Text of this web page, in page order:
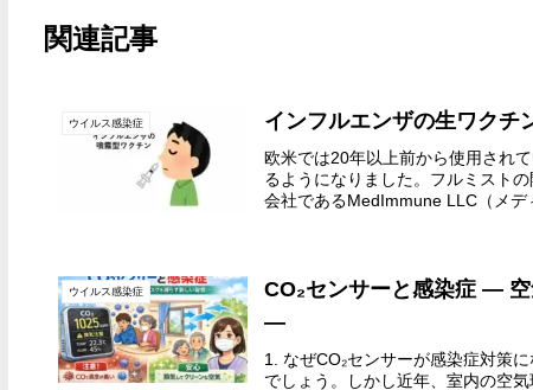
関連記事
ウイルス感染症 インフルエンザの生ワクチ
欧米では20年以上前から使用され
るようになりました。フルミスト
会社であるMedImmune LLC（メデ
ウイルス感染症
CO₂センサーと感染症 ―
―
1. なぜCO₂センサーが感染症対策
でしょう。しかし近年、室内の空